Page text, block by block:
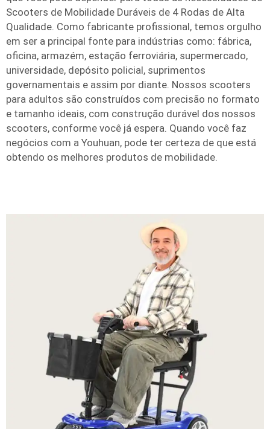
Scooters de Mobilidade Duráveis de 4 Rodas de Alta
Qualidade. Como fabricante profissional, temos orgulho
em ser a principal fonte para indústrias como: fábrica,
oficina, armazém, estação ferroviária, supermercado,
universidade, depósito policial, suprimentos
governamentais e assim por diante. Nossos scooters
para adultos são construídos com precisão no formato
e tamanho ideais, com construção durável dos nossos
scooters, conforme você já espera. Quando você faz
negócios com a Youhuan, pode ter certeza de que está
obtendo os melhores produtos de mobilidade.